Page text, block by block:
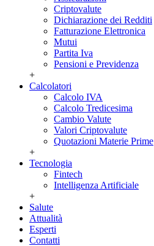
Criptovalute
Dichiarazione dei Redditi
Fatturazione Elettronica
Mutui
Partita Iva
Pensioni e Previdenza
+
Calcolatori
Calcolo IVA
Calcolo Tredicesima
Cambio Valute
Valori Criptovalute
Quotazioni Materie Prime
+
Tecnologia
Fintech
Intelligenza Artificiale
+
Salute
Attualità
Esperti
Contatti